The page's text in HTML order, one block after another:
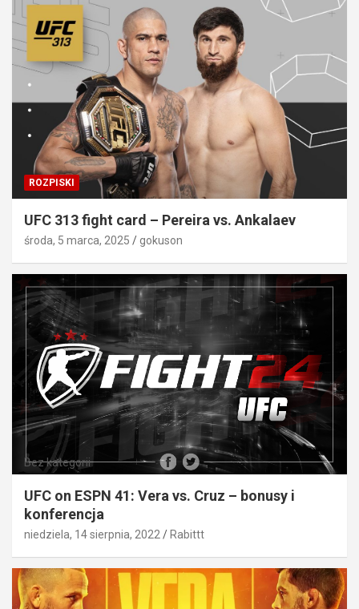
ROZPISKI
UFC 313 fight card – Pereira vs. Ankalaev
środa, 5 marca, 2025 gokuson
Bez kategorii
UFC on ESPN 41: Vera vs. Cruz – bonusy i
konferencja
niedziela, 14 sierpnia, 2022 Rabittt